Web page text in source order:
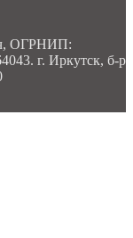
ОГРНИП:
г. Иркутск, б-р